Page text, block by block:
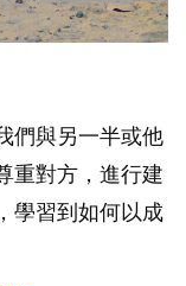
們與另一半或他
重對方，進行建
學習到如何以成